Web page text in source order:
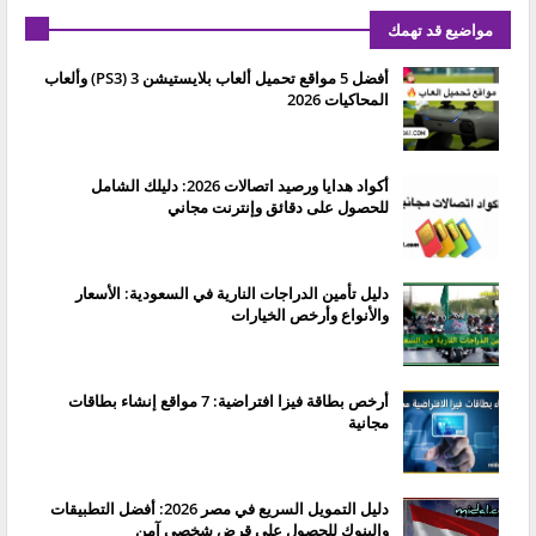
مواضيع قد تهمك
أفضل 5 مواقع تحميل ألعاب بلايستيشن 3 (PS3) وألعاب
المحاكيات 2026
أكواد هدايا ورصيد اتصالات 2026: دليلك الشامل
للحصول على دقائق وإنترنت مجاني
دليل تأمين الدراجات النارية في السعودية: الأسعار
والأنواع وأرخص الخيارات
أرخص بطاقة فيزا افتراضية: 7 مواقع إنشاء بطاقات
مجانية
دليل التمويل السريع في مصر 2026: أفضل التطبيقات
والبنوك للحصول على قرض شخصي آمن